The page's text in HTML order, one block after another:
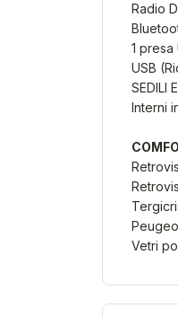
Radio
1
USB
SEDILI
Interni
Vetri